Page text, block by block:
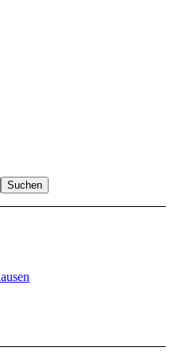
Suchen